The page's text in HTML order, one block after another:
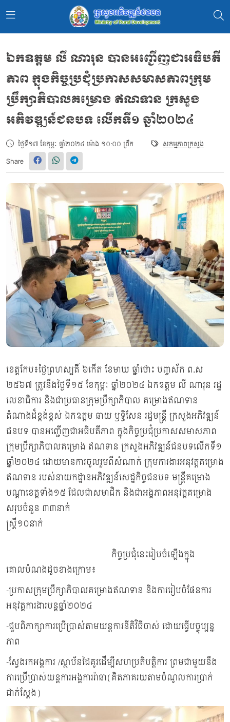
ឯកឧត្ដម លី ណារុន បានអញ្ជើញជាអធិបតី
ភាព ក្នុងកិច្ចប្រជុំប្រកាសសមាសភាពក្រុម
ប្រឹក្សាភិបាលគម្រោង ឥណទាន ក្រសួង
អភិវឌ្ឍន៍ជនបទ លើកទី១ ឆ្នាំ២០២៤
ថ្ងៃទី១៧ ខែកុម្ភៈ ឆ្នាំ២០២៤ ម៉ោង ១០:០០ ព្រឹក សកម្មភាពក្រសួង
Share
ខេត្តកែប៖ថ្ងៃព្រហស្បតិ៍ ៦កើត ខែមាឃ ឆ្នាំថោះ បញ្ចស័ក ព.ស
២៥៦៧ ត្រូវនឹងថ្ងៃទី១៥ ខែកុម្ភៈ ឆ្នាំ២០២៤ ឯកឧត្ដម លី ណារុន រដ្ឋ
លេខាធិការ និងជាប្រធានក្រុមប្រឹក្សាភិបាល គម្រោងឥណទាន
តំណាងដ៏ខ្ពង់ខ្ពស់ ឯកឧត្ដម ឆាយ ឫទ្ធិសែន រដ្ឋមន្ត្រី ក្រសួងអភិវឌ្ឍន៍
ជនបទ បានអញ្ជើញជាអធិបតីភាព ក្នុងកិច្ចប្រជុំប្រកាសសមាសភាព
ក្រុមប្រឹក្សាភិបាលគម្រោង ឥណទាន ក្រសួងអភិវឌ្ឍន៍ជនបទលើកទី១
ឆ្នាំ២០២៤ ដោយមានការចូលរួមពីសំណាក់ ក្រុមការងារអនុវត្តគម្រោង
ឥណទាន របស់នាយកដ្ឋានអភិវឌ្ឍន៍សេដ្ឋកិច្ចជនបទ មន្ត្រីគម្រោង
បណ្ដាខេត្តទាំង១៥ ដែលជាសមាជិក និងជាអង្គភាពអនុវត្តគម្រោង
សរុបចំនួន ៣៣នាក់
ស្រ្តី១០នាក់
កិច្ចប្រជុំនេះរៀបចំឡើងក្នុង
គោលបំណងដូចខាងក្រោម៖
-ប្រកាសក្រុមប្រឹក្សាភិបាលគម្រោងឥណទាន និងការរៀបចំផែនការ
អនុវត្តការងារបន្តឆ្នាំ២០២៤
-ជួបពិភាក្សាការប្រើប្រាស់តាមយន្តការនីតិវិធីចាស់ ដោយធ្វើបច្ចុប្បន្ន
ភាព
-ស្វែងរកអង្គការ /ស្ថាប័នដៃគូរដើម្បីសហប្រតិបត្តិការ ព្រមជាមួយនឹង
ការប្រើប្រាស់យន្តការអង្គការរ៉ាឆា(គិតភាគរយតាមចំណូលការប្រាក់
ជាក់ស្ដែង)